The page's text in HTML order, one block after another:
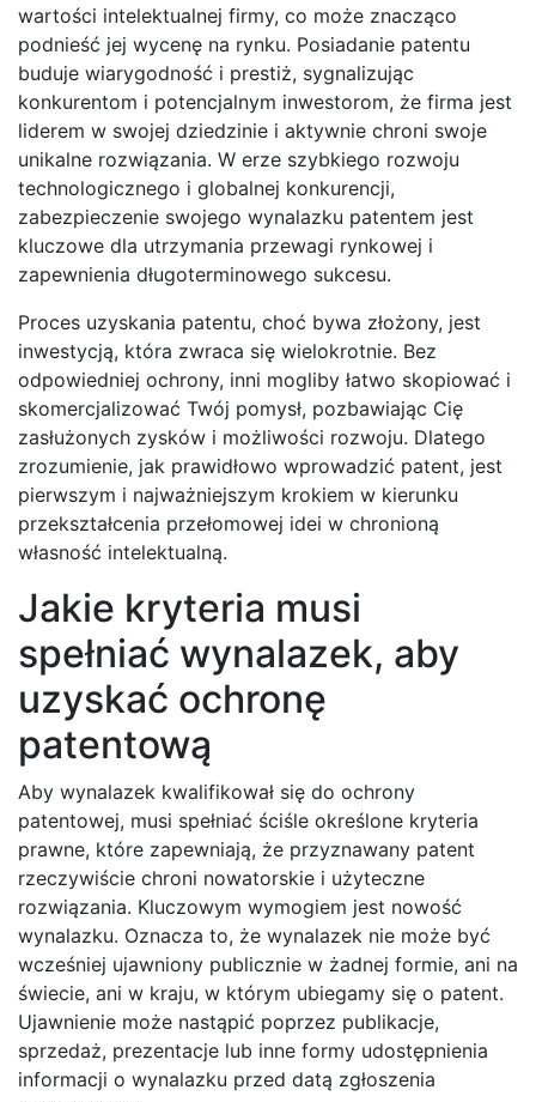
wartości intelektualnej firmy, co może znacząco
podnieść jej wycenę na rynku. Posiadanie patentu
buduje wiarygodność i prestiż, sygnalizując
konkurentom i potencjalnym inwestorom, że firma jest
liderem w swojej dziedzinie i aktywnie chroni swoje
unikalne rozwiązania. W erze szybkiego rozwoju
technologicznego i globalnej konkurencji,
zabezpieczenie swojego wynalazku patentem jest
kluczowe dla utrzymania przewagi rynkowej i
zapewnienia długoterminowego sukcesu.
Proces uzyskania patentu, choć bywa złożony, jest
inwestycją, która zwraca się wielokrotnie. Bez
odpowiedniej ochrony, inni mogliby łatwo skopiować i
skomercjalizować Twój pomysł, pozbawiając Cię
zasłużonych zysków i możliwości rozwoju. Dlatego
zrozumienie, jak prawidłowo wprowadzić patent, jest
pierwszym i najważniejszym krokiem w kierunku
przekształcenia przełomowej idei w chronioną
własność intelektualną.
Jakie kryteria musi
spełniać wynalazek, aby
uzyskać ochronę
patentową
Aby wynalazek kwalifikował się do ochrony
patentowej, musi spełniać ściśle określone kryteria
prawne, które zapewniają, że przyznawany patent
rzeczywiście chroni nowatorskie i użyteczne
rozwiązania. Kluczowym wymogiem jest nowość
wynalazku. Oznacza to, że wynalazek nie może być
wcześniej ujawniony publicznie w żadnej formie, ani na
świecie, ani w kraju, w którym ubiegamy się o patent.
Ujawnienie może nastąpić poprzez publikacje,
sprzedaż, prezentacje lub inne formy udostępnienia
informacji o wynalazku przed datą zgłoszenia